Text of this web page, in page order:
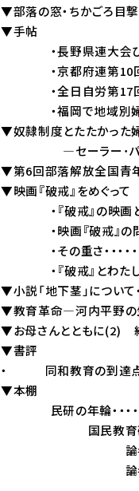
▼部落の窓・ちかごろ目撃したこ
▼手帖
・長野県連大会ひら
・京都府連第10回大
・全日自労第17回
・福岡で地域別婦
▼奴隷制度とたたかっ
―セーラー･パーカー･レ
▼第6回部落解放全国青
▼映画『破戒』をめぐって
・『破戒』の映画と小説・・・
・映画『破戒』の問題点・・・
・その重さ・・・・・・・・・・
・『破戒』とわたしたち・・・
▼小説「地下茎」について・・・・
▼教育革命―河内平野の生徒
▼お母さんとともに(2) 結ぶ手
▼書評
・ 同和教育の到達点・部
▼本棚
民研の年輪・・・・・・・・・
国民教育研
論考3「国民
論考4「世界と